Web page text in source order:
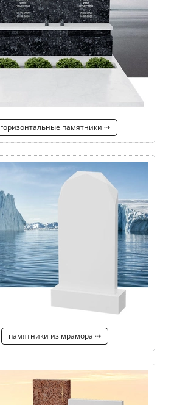
горизонтальные памятники ⇢
памятники из мрамора ⇢